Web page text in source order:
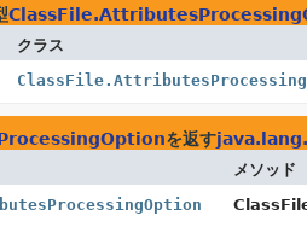
クラス
を返す
メソッド